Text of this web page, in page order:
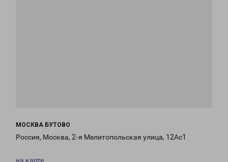
МОСКВА БУТОВО
Россия, Москва, 2-я Мелитопольская улица, 12Ас1
на карте